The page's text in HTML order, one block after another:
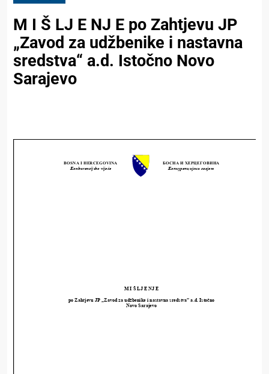
M I Š LJ E NJ E po Zahtjevu JP
„Zavod za udžbenike i nastavna
sredstva“ a.d. Istočno Novo
Sarajevo